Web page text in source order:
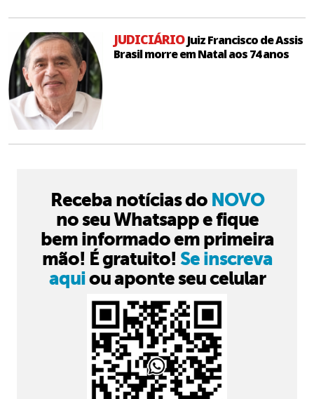
JUDICIÁRIOJuiz Francisco de Assis
Brasil morre em Natal aos 74 anos
Receba notícias do NOVO
no seu Whatsapp e fique
bem informado em primeira
mão! É gratuito! Se inscreva
aquiou aponte seu celular